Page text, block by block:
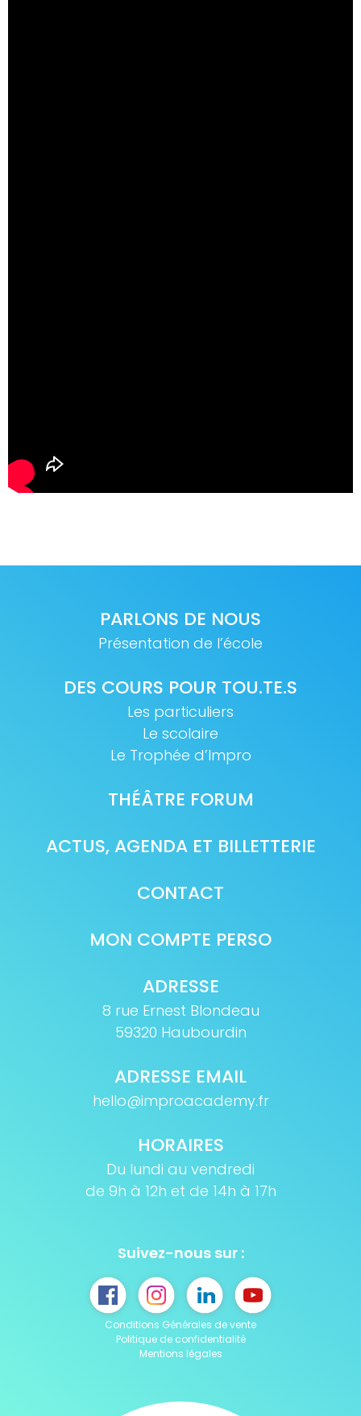
PARLONS DE NOUS
Présentation de l’école
DES COURS POUR TOU.TE.S
Les particuliers
Le scolaire
Le Trophée d’Impro
THÉÂTRE FORUM
ACTUS, AGENDA ET BILLETTERIE
CONTACT
MON COMPTE PERSO
ADRESSE
8 rue Ernest Blondeau
59320 Haubourdin
ADRESSE EMAIL
hello@improacademy.fr
HORAIRES
Du lundi au vendredi
de 9h à 12h et de 14h à 17h
Suivez-nous sur :
Conditions Générales de vente
Politique de confidentialité
Mentions légales